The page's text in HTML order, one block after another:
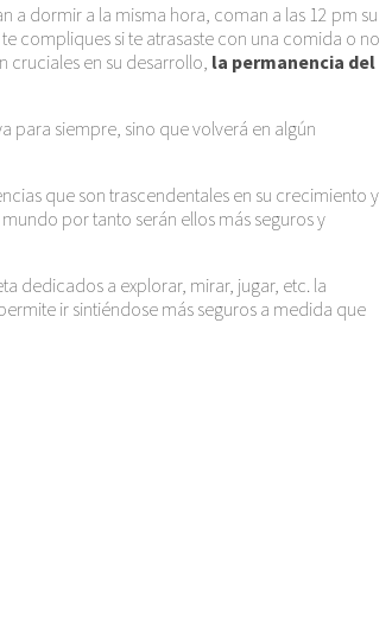
a dormir a la misma hora, coman a las 12 pm su
compliques si te atrasaste con una comida o no
cruciales en su desarrollo, la permanencia del
para siempre, sino que volverá en algún
que son trascendentales en su crecimiento y
por tanto serán ellos más seguros y
dedicados a explorar, mirar, jugar, etc. la
ir sintiéndose más seguros a medida que